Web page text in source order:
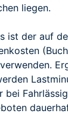
liegen.
ist der auf
bei